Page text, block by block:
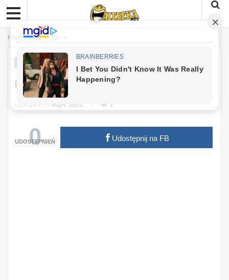
Home Dowcipy
DOWCIPY
Dowcip: Przychodzi Kobieta Do Lekarza
maj 4, 2022 1
0
UDOSTĘPNIEŃ Udostępnij na FB